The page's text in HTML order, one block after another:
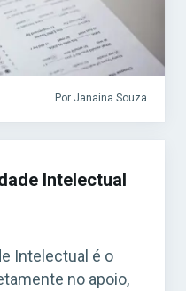
Por Janaina Souza
Intelectual
Intelectual é o
no apoio,